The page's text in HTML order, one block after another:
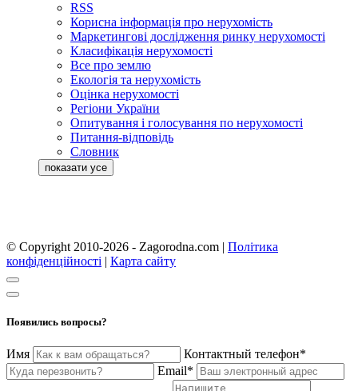
RSS
Корисна інформація про нерухомість
Маркетингові дослідження ринку нерухомості
Класифікація нерухомості
Все про землю
Екологія та нерухомість
Оцінка нерухомості
Регіони України
Опитування і голосування по нерухомості
Питання-відповідь
Словник
© Copyright 2010-2026 - Zagorodna.com | Політика
конфіденційності | Карта сайту
Появились вопросы?
Имя
Контактный телефон*
Email*